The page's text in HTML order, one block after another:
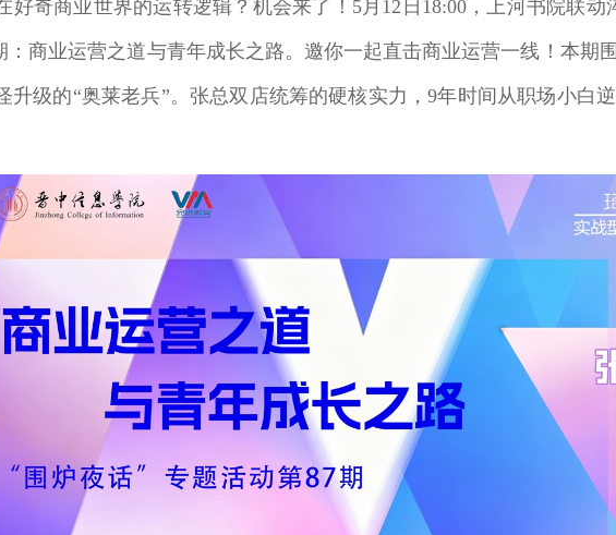
奇商业世界的运转逻辑？机会来了！5月12日18:00，上河书院联动
：商业运营之道与青年成长之路。邀你一起直击商业运营一线！本期
级的“奥莱老兵”。张总双店统筹的硬核实力，9年时间从职场小白